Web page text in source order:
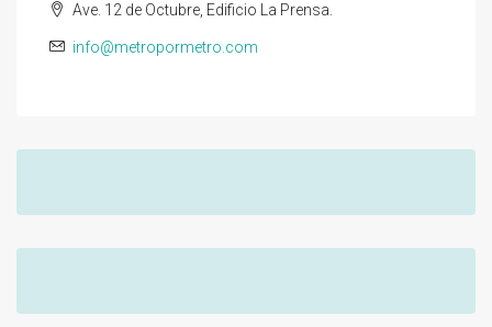
Ave. 12 de Octubre, Edificio La Prensa.
info@metropormetro.com